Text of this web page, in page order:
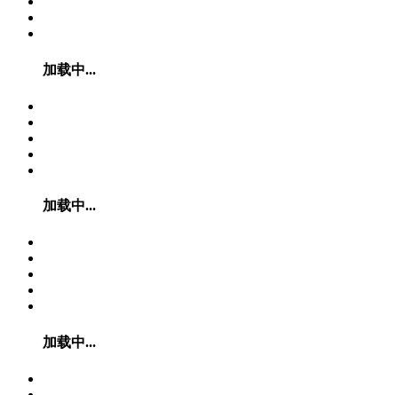
加载中...
加载中...
加载中...